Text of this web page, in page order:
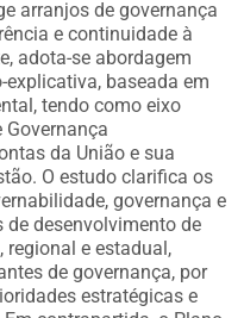
arranjos de governança
e continuidade à
adota-se abordagem
baseada em
tendo como eixo
da União e sua
O estudo clarifica os
governança e
de desenvolvimento de
regional e estadual,
de governança, por
estratégicas e